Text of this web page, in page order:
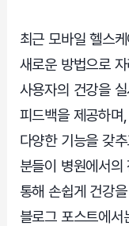
최근 모바일 헬스
새로운 방법으로
사용자의 건강을
피드백을 제공하
다양한 기능을 갖
분들이 병원에서
통해 손쉽게 건강
블로그 포스트에